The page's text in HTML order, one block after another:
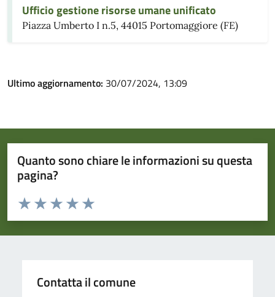
Ufficio gestione risorse umane unificato
Piazza Umberto I n.5, 44015 Portomaggiore (FE)
Ultimo aggiornamento: 30/07/2024, 13:09
Quanto sono chiare le informazioni su questa
pagina?
Valuta da 1 a 5 stelle la pagina
Valuta 5 stelle su 5
Valuta 4 stelle su 5
Valuta 3 stelle su 5
Valuta 2 stelle su 5
Valuta 1 stelle su 5
Contatta il comune